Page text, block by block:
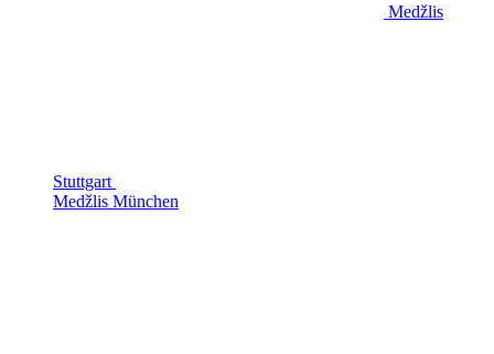
Medžlis
Stuttgart
Medžlis München